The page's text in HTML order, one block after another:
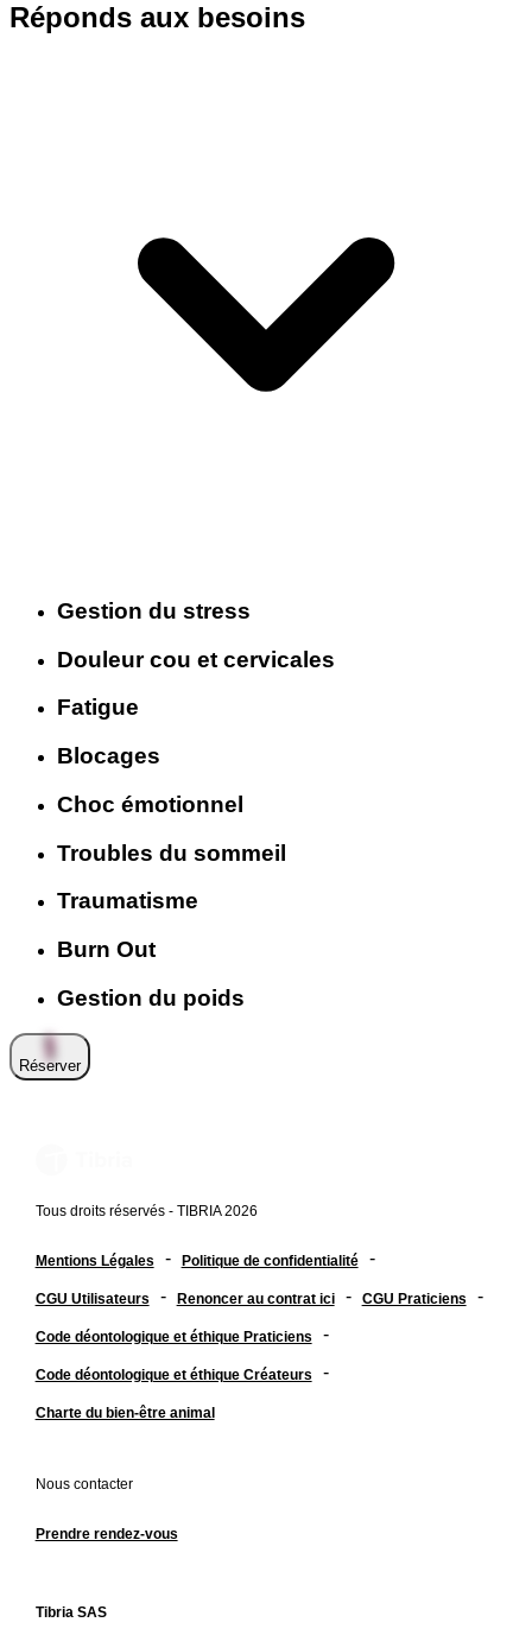
Réponds aux besoins
Gestion du stress
Douleur cou et cervicales
Fatigue
Blocages
Choc émotionnel
Troubles du sommeil
Traumatisme
Burn Out
Gestion du poids
Réserver
Tous droits réservés - TIBRIA 2026
Mentions Légales - Politique de confidentialité -
CGU Utilisateurs - Renoncer au contrat ici - CGU Praticiens -
Code déontologique et éthique Praticiens -
Code déontologique et éthique Créateurs -
Charte du bien-être animal
Nous contacter
Prendre rendez-vous
Tibria SAS